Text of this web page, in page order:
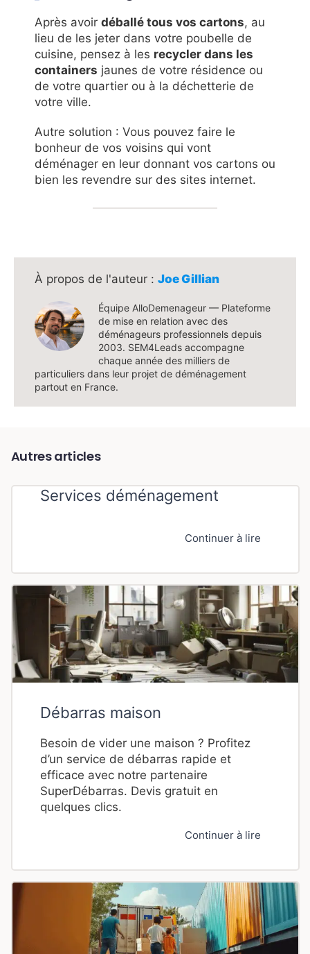
Après avoir déballé tous vos cartons, au
lieu de les jeter dans votre poubelle de
cuisine, pensez à les recycler dans les
containers jaunes de votre résidence ou
de votre quartier ou à la déchetterie de
votre ville.
Autre solution : Vous pouvez faire le
bonheur de vos voisins qui vont
déménager en leur donnant vos cartons ou
bien les revendre sur des sites internet.
Joe Gillian
Équipe AlloDemenageur — Plateforme
de mise en relation avec des
déménageurs professionnels depuis
2003. SEM4Leads accompagne
chaque année des milliers de
particuliers dans leur projet de déménagement
partout en France.
Autres articles
Services déménagement
Continuer à lire
Débarras maison
Besoin de vider une maison ? Profitez
d’un service de débarras rapide et
efficace avec notre partenaire
SuperDébarras. Devis gratuit en
quelques clics.
Continuer à lire